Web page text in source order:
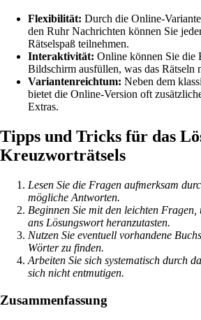
Flexibilität: Durch die Online-
den Ruhr Nachrichten können Sie
Rätselspaß teilnehmen.
Interaktivität: Online können Sie die
Bildschirm ausfüllen, was das Rätseln
Variantenreichtum: Neben dem
bietet die Online-Version oft
Extras.
Tipps und Tricks für das
Kreuzworträtsels
Lesen Sie die Fragen aufmerksam
mögliche Antworten.
Beginnen Sie mit den leichten Fragen,
ans Lösungswort heranzutasten.
Nutzen Sie eventuell vorhandene
Wörter zu finden.
Arbeiten Sie sich systematisch durch
sich nicht entmutigen.
Zusammenfassung